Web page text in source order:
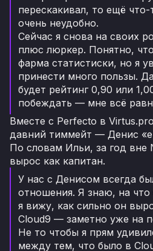
перескакивал, то ещё
очень неудобно.
Сейчас я снова на своих
плюс люркер. Понятно,
фарма статистиски, но я
принести много пользы.
будет рейтинг 0,90 или
побеждать — мне всё
Вместе с Perfecto в
давний тиммейт — Денис
По словам Ильи, за год вне
вырос как капитан.
У нас с Денисом всегда
отношения. Я знаю, на что
я вижу, как сильно он
Cloud9 — заметно уже на
Не то чтобы я прям
между тем, что было в